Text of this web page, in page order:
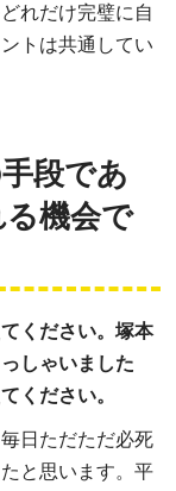
れだけ完璧に自
トは共通してい
段であ
機会で
ください。塚本
しゃいました
ください。
日ただただ必死
と思います。平